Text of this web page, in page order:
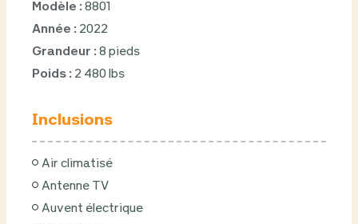
Modèle :8801
Année : 2022
Grandeur :8 pieds
Poids : 2 480 lbs
Inclusions
Air climatisé
Antenne TV
Auvent électrique